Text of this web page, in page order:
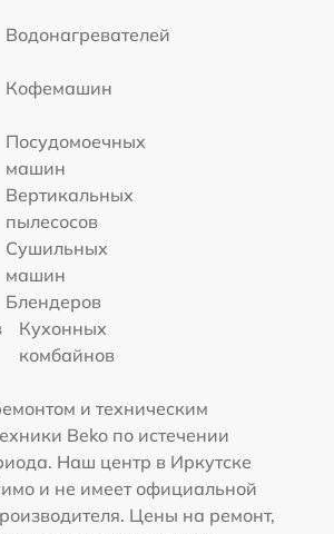
Водонагревателей
Кофемашин
Посудомоечных
машин
Вертикальных
пылесосов
Сушильных
машин
Блендеров
Кухонных
комбайнов
и техническим
Beko по истечении
Наш центр в Иркутске
и не имеет официальной
Цены на ремонт,